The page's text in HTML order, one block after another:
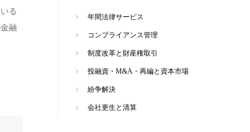
る
融
年間法律サービス
コンプライアンス管理
制度改革と財産権取引
投融資・M&A・再編と資本市場
紛争解決
会社更生と清算